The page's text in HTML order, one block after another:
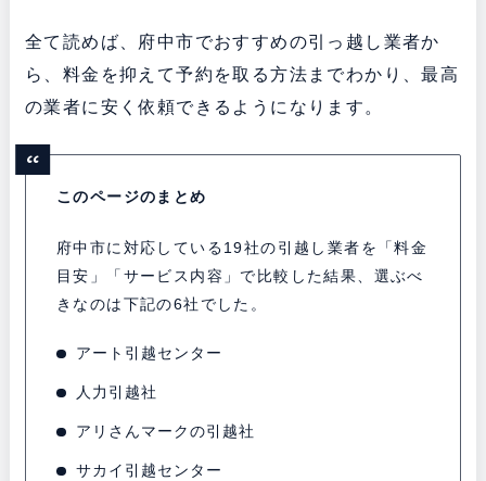
全て読めば、府中市でおすすめの引っ越し業者か
ら、料金を抑えて予約を取る方法までわかり、最高
の業者に安く依頼できるようになります。
このページのまとめ
府中市に対応している19社の引越し業者を「料金
目安」「サービス内容」で比較した結果、選ぶべ
きなのは下記の6社でした。
アート引越センター
人力引越社
アリさんマークの引越社
サカイ引越センター